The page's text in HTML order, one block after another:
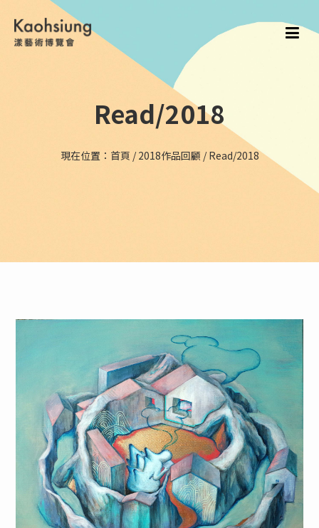
Read/2018
現在位置： 首頁 /2018作品回顧 /Read/2018